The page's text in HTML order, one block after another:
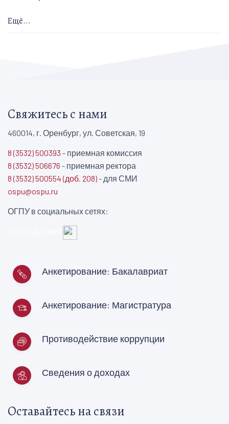
Ещё...
Свяжитесь с нами
460014, г. Оренбург, ул. Советская, 19
8 (3532) 500393 - приемная комиссия
8 (3532) 506676 - приемная ректора
8 (3532) 500554 (доб. 208)- для СМИ
ospu@ospu.ru
ОГПУ в социальных сетях:
Анкетирование: Бакалавриат
Анкетирование: Магистратура
Противодействие коррупции
Сведения о доходах
Оставайтесь на связи